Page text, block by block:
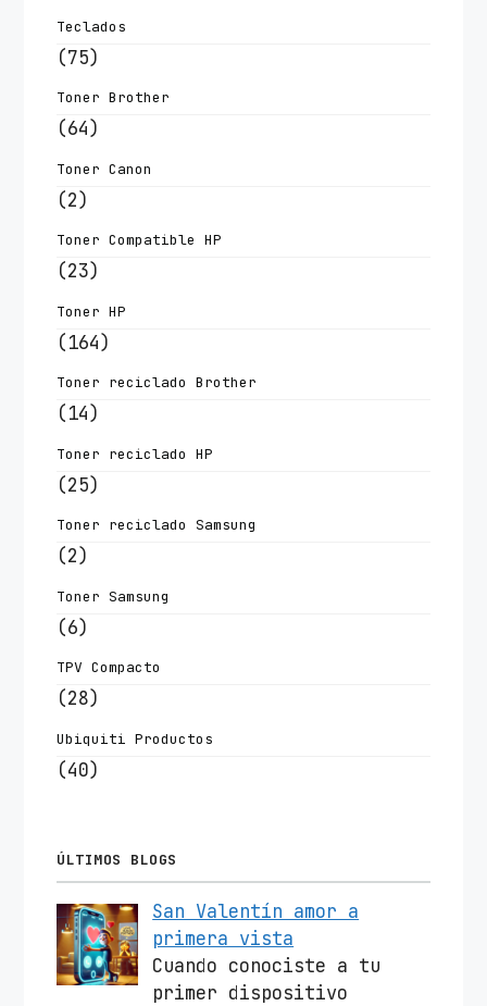
Teclados
(75)
Toner Brother
(64)
Toner Canon
(2)
Toner Compatible HP
(23)
Toner HP
(164)
Toner reciclado Brother
(14)
Toner reciclado HP
(25)
Toner reciclado Samsung
(2)
Toner Samsung
(6)
TPV Compacto
(28)
Ubiquiti Productos
(40)
ÚLTIMOS BLOGS
San Valentín amor a
primera vista
Cuando conociste a tu
primer dispositivo